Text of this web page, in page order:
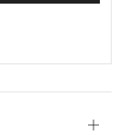
Ouvrir